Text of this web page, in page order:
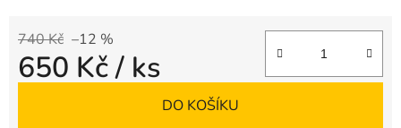
740 Kč –12 %
650 Kč/ ks
DO KOŠÍKU